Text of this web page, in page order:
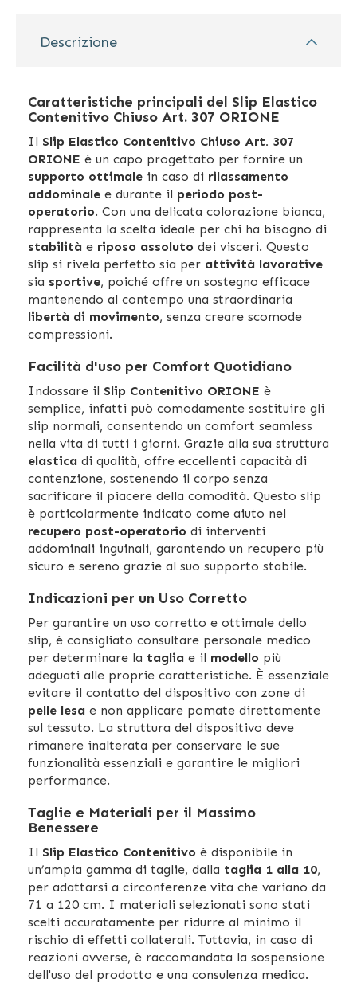
Descrizione
Caratteristiche principali del Slip Elastico
Contenitivo Chiuso Art. 307 ORIONE
Il Slip Elastico Contenitivo Chiuso Art. 307
ORIONE è un capo progettato per fornire un
supporto ottimale in caso di rilassamento
addominale e durante il periodo post-
operatorio. Con una delicata colorazione bianca,
rappresenta la scelta ideale per chi ha bisogno di
stabilità e riposo assoluto dei visceri. Questo
slip si rivela perfetto sia per attività lavorative
sia sportive, poiché offre un sostegno efficace
mantenendo al contempo una straordinaria
libertà di movimento, senza creare scomode
compressioni.
Facilità d'uso per Comfort Quotidiano
Indossare il Slip Contenitivo ORIONE è
semplice, infatti può comodamente sostituire gli
slip normali, consentendo un comfort seamless
nella vita di tutti i giorni. Grazie alla sua struttura
elastica di qualità, offre eccellenti capacità di
contenzione, sostenendo il corpo senza
sacrificare il piacere della comodità. Questo slip
è particolarmente indicato come aiuto nel
recupero post-operatorio di interventi
addominali inguinali, garantendo un recupero più
sicuro e sereno grazie al suo supporto stabile.
Indicazioni per un Uso Corretto
Per garantire un uso corretto e ottimale dello
slip, è consigliato consultare personale medico
per determinare la taglia e il modello più
adeguati alle proprie caratteristiche. È essenziale
evitare il contatto del dispositivo con zone di
pelle lesa e non applicare pomate direttamente
sul tessuto. La struttura del dispositivo deve
rimanere inalterata per conservare le sue
funzionalità essenziali e garantire le migliori
performance.
Taglie e Materiali per il Massimo
Benessere
Il Slip Elastico Contenitivo è disponibile in
un’ampia gamma di taglie, dalla taglia 1 alla 10,
per adattarsi a circonferenze vita che variano da
71 a 120 cm. I materiali selezionati sono stati
scelti accuratamente per ridurre al minimo il
rischio di effetti collaterali. Tuttavia, in caso di
reazioni avverse, è raccomandata la sospensione
dell'uso del prodotto e una consulenza medica.